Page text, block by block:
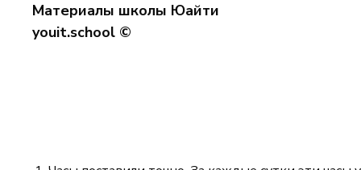
Материалы школы Юайти
youit.school ©